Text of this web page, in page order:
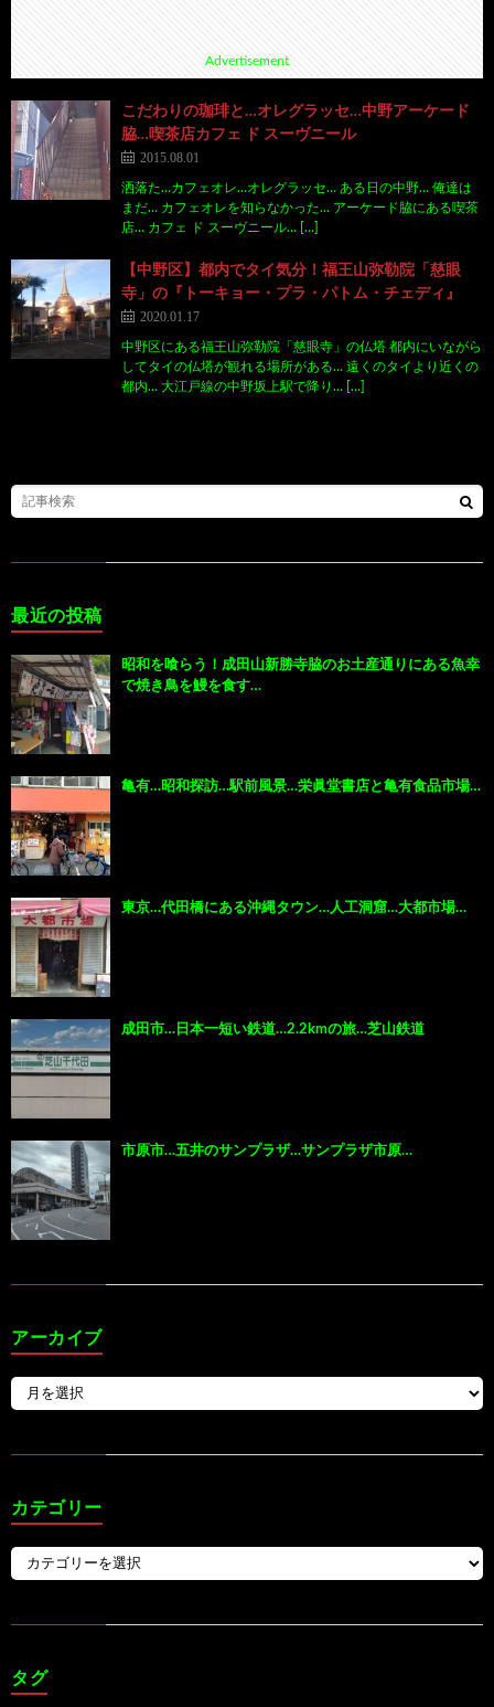
Advertisement
こだわりの珈琲と…オレグラッセ…中野アーケード
脇…喫茶店カフェ ド スーヴニール
2015.08.01
洒落た…カフェオレ…オレグラッセ… ある日の中野… 俺達は
まだ… カフェオレを知らなかった… アーケード脇にある喫茶
店… カフェ ド スーヴニール… […]
【中野区】都内でタイ気分！福王山弥勒院「慈眼
寺」の『トーキョー・プラ・パトム・チェディ』
2020.01.17
中野区にある福王山弥勒院「慈眼寺」の仏塔 都内にいながら
してタイの仏塔が観れる場所がある… 遠くのタイより近くの
都内… 大江戸線の中野坂上駅で降り… […]
最近の投稿
昭和を喰らう！成田山新勝寺脇のお土産通りにある魚幸
で焼き鳥を鰻を食す…
亀有…昭和探訪…駅前風景…栄眞堂書店と亀有食品市場…
東京…代田橋にある沖縄タウン…人工洞窟…大都市場…
成田市…日本一短い鉄道…2.2kmの旅…芝山鉄道
市原市…五井のサンプラザ…サンプラザ市原…
アーカイブ
カテゴリー
タグ